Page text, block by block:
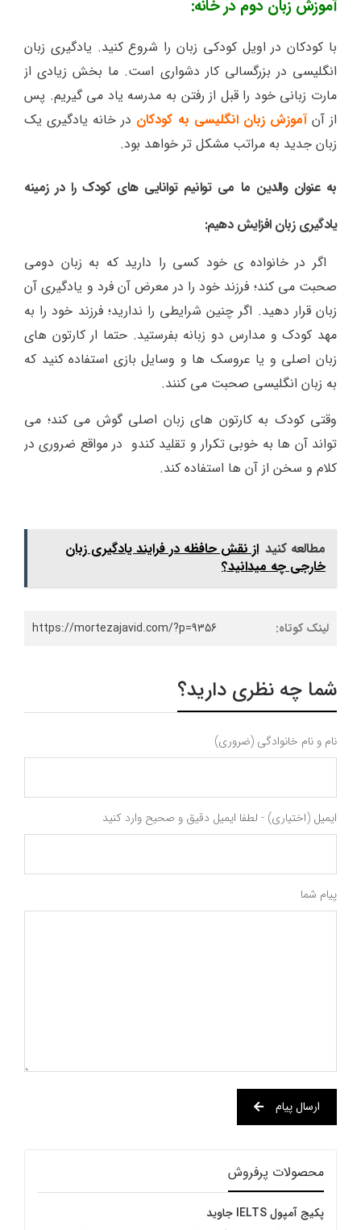
آموزش زبان دوم در خانه:
با کودکان در اویل کودکی زبان را شروع کنید. یادگیری زبان
انگلیسی در بزرگسالی کار دشواری است. ما بخش زیادی از
مارت زبانی خود را قبل از رفتن به مدرسه یاد می گیریم. پس
از آنآموزش زبان انگلیسی به کودکان در خانه یادگیری یک
زبان جدید به مراتب مشکل تر خواهد بود.
به عنوان والدین ما می توانیم توانایی های کودک را در زمینه
یادگیری زبان افزایش دهیم:
اگر در خانواده ی خود کسی را دارید که به زبان دومی
صحبت می کند؛ فرزند خود را در معرض آن فرد و یادگیری آن
زبان قرار دهید. اگر چنین شرایطی را ندارید؛ فرزند خود را به
مهد کودک و مدارس دو زبانه بفرستید. حتما ار کارتون های
زبان اصلی و یا عروسک ها و وسایل بازی استفاده کنید که
به زبان انگلیسی صحبت می کنند.
وقتی کودک به کارتون های زبان اصلی گوش می کند؛ می
تواند آن ها به خوبی تکرار و تقلید کندو در مواقع ضروری در
کلام و سخن از آن ها استفاده کند.
مطالعه کنید از نقش حافظه در فرایند یادگیری زبان
خارجی چه میدانید؟
لینک کوتاه: https://mortezajavid.com/?p=9356
شما چه نظری دارید؟
نام و نام خانوادگی (ضروری)
ایمیل (اختیاری) - لطفا ایمیل دقیق و صحیح وارد کنید
پیام شما
ارسال پیام
محصولات پرفروش
پکیج آمپول IELTS جاوید